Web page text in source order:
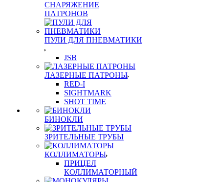
СНАРЯЖЕНИЕ
ПАТРОНОВ
ПУЛИ ДЛЯ ПНЕВМАТИКИ
JSB
ЛАЗЕРНЫЕ ПАТРОНЫ
RED-I
SIGHTMARK
SHOT TIME
БИНОКЛИ
ЗРИТЕЛЬНЫЕ ТРУБЫ
КОЛЛИМАТОРЫ
ПРИЦЕЛ
КОЛЛИМАТОРНЫЙ